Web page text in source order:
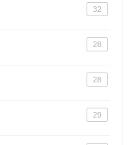
32
28
28
29